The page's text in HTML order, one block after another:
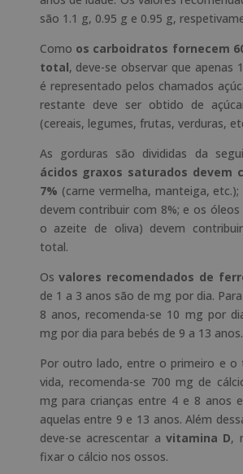
são 1.1 g, 0.95 g e 0.95 g,
Como os carboidratos fornecem
total, deve-se observar que apenas
é representado pelos chamados
restante deve ser obtido de
(cereais, legumes, frutas, verduras,
As gorduras são divididas da
ácidos graxos saturados devem
7% (carne vermelha, manteiga,
devem contribuir com 8%; e os óleos
o azeite de oliva) devem
total.
Osvalores recomendados de
de 1 a 3 anos são de mg por dia.
8 anos, recomenda-se 10 mg por
mg por dia para bebés de 9 a 13 anos.
Por outro lado, entre o primeiro e o
vida, recomenda-se 700 mg de
mg para crianças entre 4 e 8 anos
aquelas entre 9 e 13 anos. Além
deve-se acrescentar a vitamina D,
fixar o cálcio nos ossos.